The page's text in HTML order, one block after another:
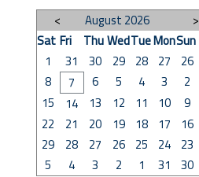
<
August 2026
>
Sun
Mon
Tue
Wed
Thu
Fri
Sat
26
27
28
29
30
31
1
2
3
4
5
6
7
8
9
10
11
12
13
14
15
16
17
18
19
20
21
22
23
24
25
26
27
28
29
30
31
1
2
3
4
5